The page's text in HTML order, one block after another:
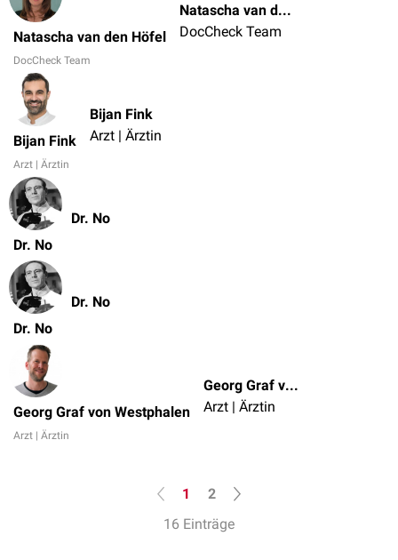
Natascha van den Höfel
DocCheck Team
Natascha van den Höfel
DocCheck Team
Bijan Fink
Arzt | Ärztin
Bijan Fink
Arzt | Ärztin
Dr. No
Dr. No
Dr. No
Dr. No
Georg Graf von Westphalen
Arzt | Ärztin
Georg Graf von Westphalen
Arzt | Ärztin
1
2
16 Einträge